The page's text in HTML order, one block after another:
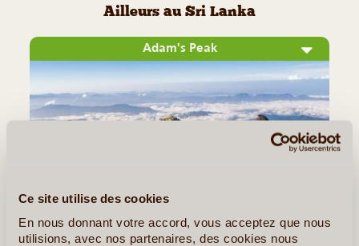
Ce site utilise des cookies
En nous donnant votre accord, vous acceptez que nous
utilisions, avec nos partenaires, des cookies nous
Ailleurs au Sri Lanka
Adam's Peak